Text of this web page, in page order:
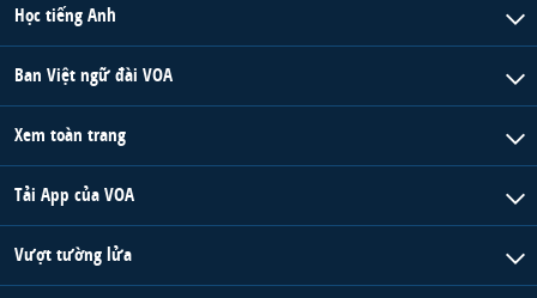
Học tiếng Anh
Ban Việt ngữ đài VOA
Xem toàn trang
Tải App của VOA
Vượt tường lửa